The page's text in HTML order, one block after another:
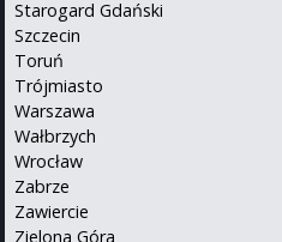
Starogard Gdański
Szczecin
Toruń
Trójmiasto
Warszawa
Wałbrzych
Wrocław
Zabrze
Zawiercie
Zielona Góra